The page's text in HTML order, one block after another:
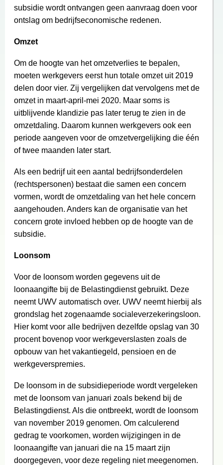
subsidie wordt ontvangen geen aanvraag doen voor
ontslag om bedrijfseconomische redenen.
Omzet
Om de hoogte van het omzetverlies te bepalen,
moeten werkgevers eerst hun totale omzet uit 2019
delen door vier. Zij vergelijken dat vervolgens met de
omzet in maart-april-mei 2020. Maar soms is
uitblijvende klandizie pas later terug te zien in de
omzetdaling. Daarom kunnen werkgevers ook een
periode aangeven voor de omzetvergelijking die één
of twee maanden later start.
Als een bedrijf uit een aantal bedrijfsonderdelen
(rechtspersonen) bestaat die samen een concern
vormen, wordt de omzetdaling van het hele concern
aangehouden. Anders kan de organisatie van het
concern grote invloed hebben op de hoogte van de
subsidie.
Loonsom
Voor de loonsom worden gegevens uit de
loonaangifte bij de Belastingdienst gebruikt. Deze
neemt UWV automatisch over. UWV neemt hierbij als
grondslag het zogenaamde socialeverzekeringsloon.
Hier komt voor alle bedrijven dezelfde opslag van 30
procent bovenop voor werkgeverslasten zoals de
opbouw van het vakantiegeld, pensioen en de
werkgeverspremies.
De loonsom in de subsidieperiode wordt vergeleken
met de loonsom van januari zoals bekend bij de
Belastingdienst. Als die ontbreekt, wordt de loonsom
van november 2019 genomen. Om calculerend
gedrag te voorkomen, worden wijzigingen in de
loonaangifte van januari die na 15 maart zijn
doorgegeven, voor deze regeling niet meegenomen.